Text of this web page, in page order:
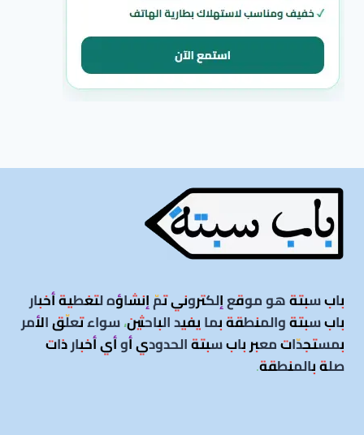
باب سبتة هو موقع إلكتروني تمّ إنشاؤه لتغطية أخبار
باب سبتة والمنطقة بما يفيد الباحثين، سواء تعلّق الأمر
بمستجدّات معبر باب سبتة الحدودي أو أي أخبار ذات
صلة بالمنطقة.